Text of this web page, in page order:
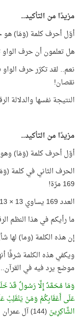
مزيدًا من التأكيد..
أوّل أحرف كلمة (وَمَا) هو
هل تعلمون أن حرف الواو
نقصان!
النتيجة نفسها والدلالة
مزيدًا من التأكيد..
أوّل أحرف كلمة (وَمَا) وهو
الحرف الثاني في كلمة
169 مرّة!
العدد 169 يساوي 13 × 13، والعدد 182 يساوي 13 × 13 + 13
ما رأيكم في هذا النظم
إن هذه الكلمة (وما) لها
ويكفي هذه الكلمة شرفًا
موضع يرد فيه في القرآن..
وَمَا مُحَمَّدٌ إِلَّا رَسُولٌ قَدْ
عَلَى أَعْقَابِكُمْ وَمَنْ يَنْقَلِبْ
الشَّاكِرِينَ (144) آل عمران